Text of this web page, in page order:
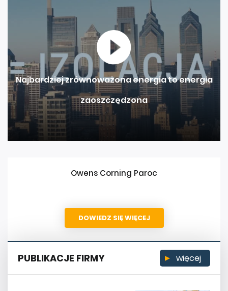
Najbardziej zrównoważona energia to energia
zaoszczędzona
Owens Corning Paroc
DOWIEDZ SIĘ WIĘCEJ
PUBLIKACJE FIRMY więcej